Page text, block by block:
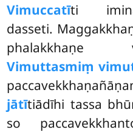
Vimuccatīti iminā
dasseti.
phalakkhaṇe
Vimuttasmiṃ
jātītiādīhi tassa
so